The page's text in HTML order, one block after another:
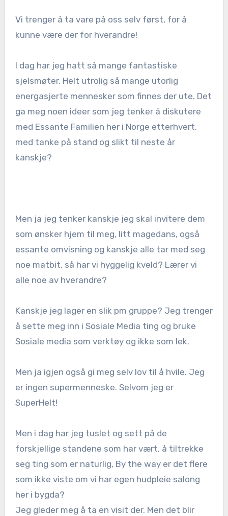
Vi trenger å ta vare på oss selv først, for å
kunne være der for hverandre!
I dag har jeg hatt så mange fantastiske
sjelsmøter. Helt utrolig så mange utorlig
energasjerte mennesker som finnes der ute. Det
ga meg noen ideer som jeg tenker å diskutere
med Essante Familien her i Norge etterhvert,
med tanke på stand og slikt til neste år
kanskje?
Men ja jeg tenker kanskje jeg skal invitere dem
som ønsker hjem til meg, litt magedans, også
essante omvisning og kanskje alle tar med seg
noe matbit, så har vi hyggelig kveld? Lærer vi
alle noe av hverandre?
Kanskje jeg lager en slik pm gruppe? Jeg trenger
å sette meg inn i Sosiale Media ting og bruke
Sosiale media som verktøy og ikke som lek.
Men ja igjen også gi meg selv lov til å hvile. Jeg
er ingen supermenneske. Selvom jeg er
SuperHelt!
Men i dag har jeg tuslet og sett på de
forskjellige standene som har vært, å tiltrekke
seg ting som er naturlig, By the way er det flere
som ikke viste om vi har egen hudpleie salong
her i bygda?
Jeg gleder meg å ta en visit der. Men det blir